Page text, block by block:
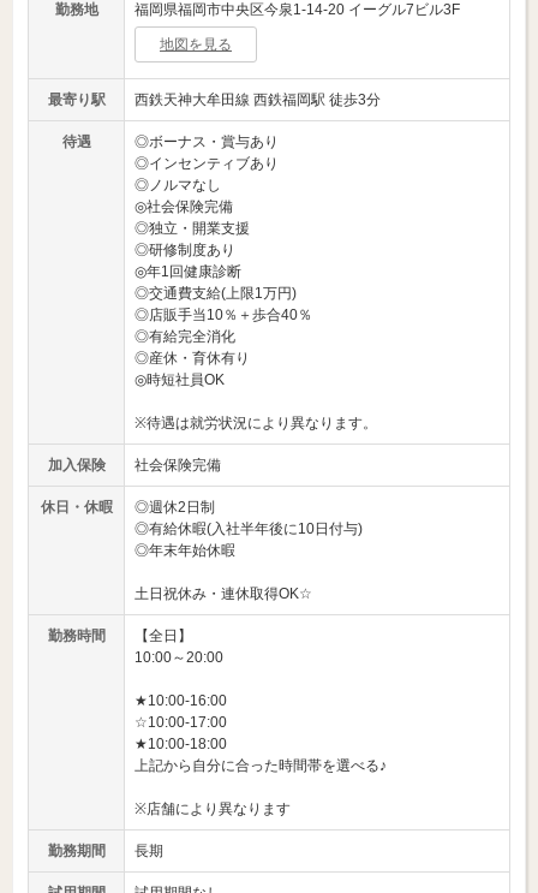
勤務地 福岡県福岡市中央区今泉1-14-20 イーグル7ビル3F
地図を見る
最寄り駅 西鉄天神大牟田線 西鉄福岡駅 徒歩3分
待遇
◎ボーナス・賞与あり
◎インセンティブあり
◎ノルマなし
◎社会保険完備
◎独立・開業支援
◎研修制度あり
◎年1回健康診断
◎交通費支給(上限1万円)
◎店販手当10％＋歩合40％
◎有給完全消化
◎産休・育休有り
◎時短社員OK
※待遇は就労状況により異なります。
加入保険 社会保険完備
休日・休暇
◎週休2日制
◎有給休暇(入社半年後に10日付与)
◎年末年始休暇
土日祝休み・連休取得OK☆
勤務時間
【全日】
10:00～20:00
★10:00-16:00
☆10:00-17:00
★10:00-18:00
上記から自分に合った時間帯を選べる♪
※店舗により異なります
勤務期間 長期